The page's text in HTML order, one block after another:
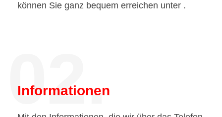
können Sie ganz bequem erreichen unter .
02.
Informationen